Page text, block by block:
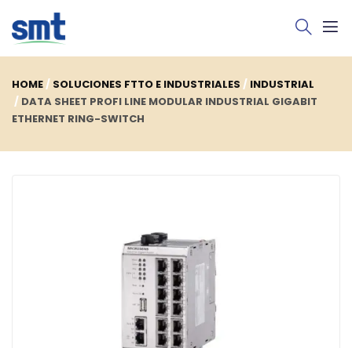
HOME SOLUCIONES FTTO E INDUSTRIALES
INDUSTRIAL
DATA SHEET PROFI LINE MODULAR INDUSTRIAL GIGABIT
ETHERNET RING-SWITCH